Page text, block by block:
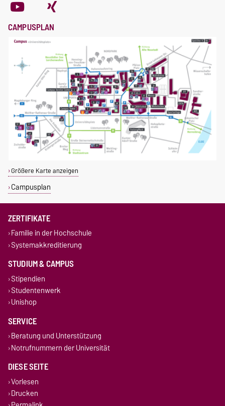
CAMPUSPLAN
Größere Karte anzeigen
Campusplan
ZERTIFIKATE
Familie in der Hochschule
Systemakkreditierung
STUDIUM & CAMPUS
Stipendien
Studentenwerk
Unishop
SERVICE
Beratung und Unterstützung
Notrufnummern der Universität
DIESE SEITE
Vorlesen
Drucken